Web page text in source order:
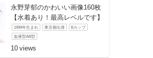
永野芽郁のかわいい画像160枚
【水着あり！最高レベルです】
1999年生まれ 東京都出身 Bカップ
血液型AB型
10